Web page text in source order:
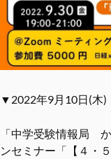
▼2022年9月10日(木)
「中学受験情報局
ンセミナー「【４・